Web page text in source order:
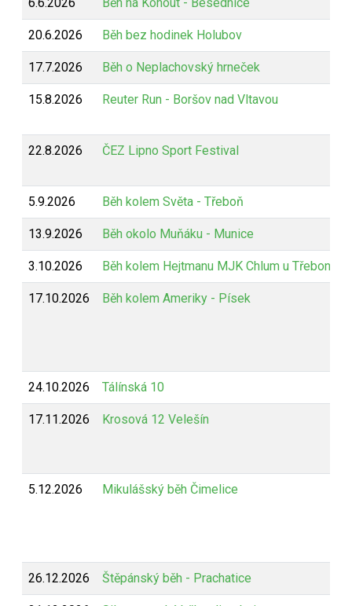
20.6.2026 Běh bez hodinek Holubov
17.7.2026 Běh o Neplachovský hrneček
15.8.2026 Reuter Run - Boršov nad Vltavou
22.8.2026 ČEZ Lipno Sport Festival
5.9.2026 Běh kolem Světa - Třeboň
13.9.2026 Běh okolo Muňáku - Munice
3.10.2026 Běh kolem Hejtmanu MJK Chlum u Třeboně
17.10.2026 Běh kolem Ameriky - Písek
24.10.2026 Tálínská 10
17.11.2026 Krosová 12 Velešín
5.12.2026 Mikulášský běh Čimelice
26.12.2026 Štěpánský běh - Prachatice